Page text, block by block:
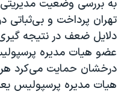
اعتراضات مردمی آبان ۹۸
اسرائیل در جنگ
نرگس محمدی برنده جایزه
همایش محافظه‌کاران
به بررسی وضعیت
تهران پرداخت و بی‌‌ثباتی
دلایل ضعف در نتیجه
عضو هیات مدیره
درخشان حمایت می‌کرد هر
هیات مدیره پرسپولیس